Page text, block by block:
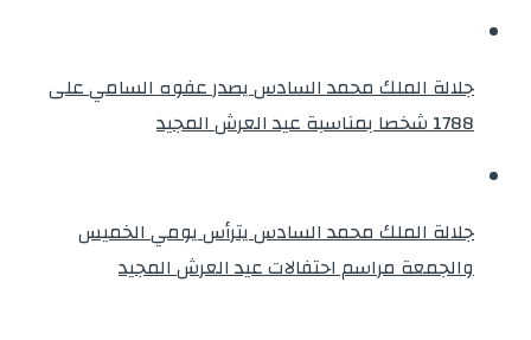
جلالة الملك محمد السادس يصدر عفوه السامي على
1788 شخصا بمناسبة عيد العرش المجيد
جلالة الملك محمد السادس يترأس يومي الخميس
والجمعة مراسم احتفالات عيد العرش المجيد